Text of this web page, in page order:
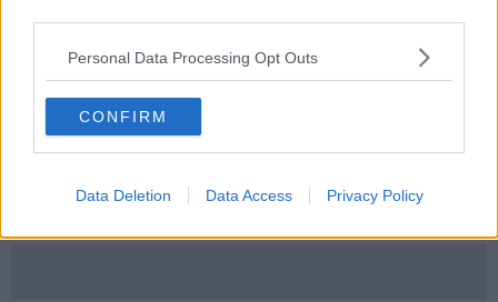
Personal Data Processing Opt Outs
CONFIRM
Data Deletion Data Access Privacy Policy